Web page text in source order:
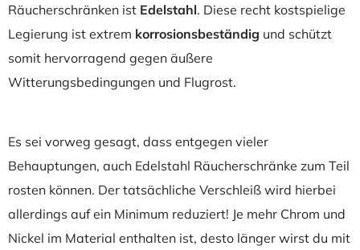
Räucherschränken ist Edelstahl. Diese recht kostspielige
Legierung ist extrem korrosionsbeständig und schützt
somit hervorragend gegen äußere
Witterungsbedingungen und Flugrost.
Es sei vorweg gesagt, dass entgegen vieler
Behauptungen, auch Edelstahl Räucherschränke zum Teil
rosten können. Der tatsächliche Verschleiß wird hierbei
allerdings auf ein Minimum reduziert! Je mehr Chrom und
Nickel im Material enthalten ist, desto länger wirst du mit